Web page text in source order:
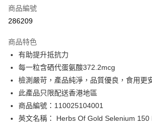
Apple Pay
PayMe
WeChat Pay
BoC Pay
送貨方式
商品編號
286209
商品特色
有助提升抵抗力
每一粒含硒代蛋氨酸372.2mcg
檢測嚴苛，產品純淨，品質優良，食用更
此產品只限配送香港地區
商品編號：110025104001
英文名稱： Herbs Of Gold Selenium